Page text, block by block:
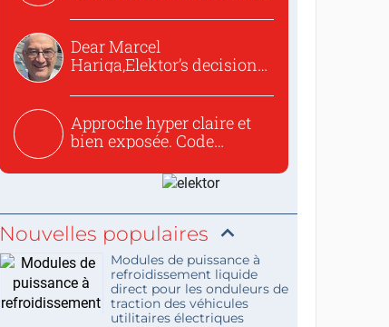
Dear Marcel
Hariga,Elektor’s decision
Approche hyper claire et
bien exposée. Code
Nouvelles populaires
Modules de puissance à
refroidissement liquide
direct pour les onduleurs de
traction des véhicules
utilitaires électriques